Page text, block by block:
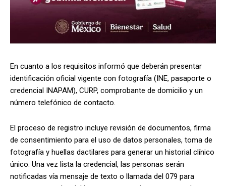
En cuanto a los requisitos informó que deberán presentar
identificación oficial vigente con fotografía (INE, pasaporte o
credencial INAPAM), CURP, comprobante de domicilio y un
número telefónico de contacto.
El proceso de registro incluye revisión de documentos, firma
de consentimiento para el uso de datos personales, toma de
fotografía y huellas dactilares para generar un historial clínico
único. Una vez lista la credencial, las personas serán
notificadas vía mensaje de texto o llamada del 079 para